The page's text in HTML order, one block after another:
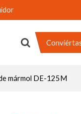
mármol DE-125M